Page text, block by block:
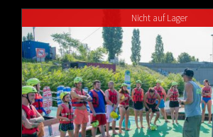
Nicht auf Lager